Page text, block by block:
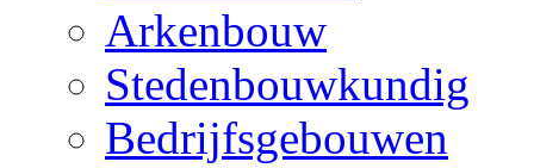
Arkenbouw
Stedenbouwkundig
Bedrijfsgebouwen